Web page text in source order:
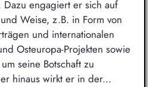
engagiert er sich auf
Weise, z.B. in Form von
und internationalen
Osteuropa-Projekten sowie
seine Botschaft zu
hinaus wirkt er in der...